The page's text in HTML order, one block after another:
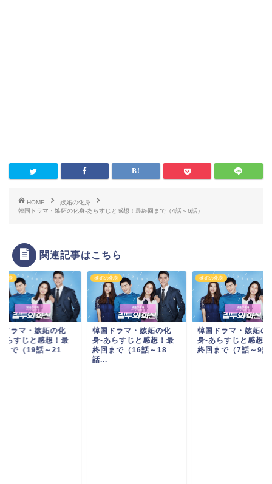
HOME
嫉妬の化身
韓国ドラマ・嫉妬の化身-あらすじと感想！最終回まで（4話～6話）
関連記事はこちら
化身
ドラマ・嫉妬の化
らすじと感想！最
まで（19話～21
嫉妬の化身
韓国ドラマ・嫉妬の化
身-あらすじと感想！最
終回まで（16話～18
話...
嫉妬の化身
韓国ドラマ・嫉妬の
身-あらすじと感想
終回まで（7話～9話